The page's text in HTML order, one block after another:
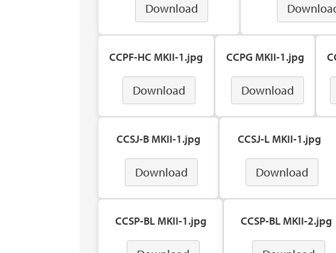
Download
CCPF-HC MKII-1.jpg
Download
CCPG MKII-1.jpg
Download
CCSJ-B MKII-1.jpg
Download
CCSJ-L MKII-1.jpg
Download
CCSP-BL MKII-1.jpg CCSP-BL MKII-2.jpg